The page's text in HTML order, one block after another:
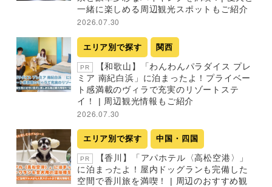
一緒に楽しめる周辺観光スポットもご紹介
2026.07.30
エリア別で探す 関西
PR
【和歌山】「わんわんパラダイス プレ
ミア 南紀白浜」に泊まったよ！プライベー
ト感満載のヴィラで充実のリゾートステ
イ！ | 周辺観光情報もご紹介
2026.07.30
エリア別で探す 中国・四国
PR
【香川】「アパホテル〈高松空港〉」
に泊まったよ！屋内ドッグランも完備した
空間で香川旅を満喫！ | 周辺のおすすめ観